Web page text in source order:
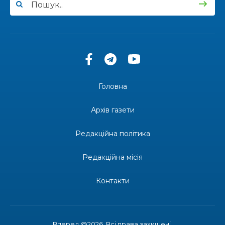
“Серпневі свята” – Клуб з народознавства
Юні мешканці Бахмутської громади у Харкові
долучилися до проєкту «Радість у дитячих
територіальної громади
«Дві музи» у Рівному: свято краси, мистецтва
епідеміолог, зоолог
Головна
Архів газети
Редакційна політика
Редакційна місія
Контакти